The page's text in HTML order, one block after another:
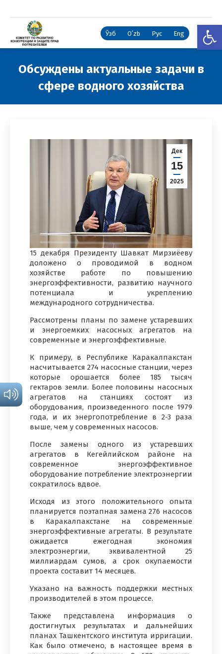
Ўзб Oʻzb Рус Eng
Обсуждены актуальные задачи в
сфере водного хозяйства
Дек
15
2025
15 декабря Президенту Шавкат Мирзиёеву
доложено о проводимой в водном
хозяйстве работе по повышению
энергоэффективности, развитию научного
потенциала и укреплению
международного сотрудничества.
Рассмотрены планы по замене устаревших
и энергоемких насосных агрегатов на
современные и энергоэффективные.
К примеру, в Республике Каракалпакстан
насчитывается 274 насосные станции, через
которые орошается более 185 тысяч
гектаров земли. Более половины насосных
агрегатов на станциях состоят из
оборудования, произведенного после 1979
года, и их энергопотребление в 2-3 раза
выше, чем у современных насосов.
После замены одного из устаревших
агрегатов в Кегейлийском районе на
современное энергоэффективное
оборудование потребление электроэнергии
сократилось вдвое.
Исходя из этого положительного опыта
планируется поэтапная замена 276 насосов
в Каракалпакстане на современные
энергоэффективные агрегаты. В результате
ожидается ежегодная экономия
электроэнергии, эквивалентной 25
миллиардам сумов, а срок окупаемости
проекта составит 14 месяцев.
Указано на важность поддержки местных
производителей в этом процессе.
Также представлена информация о
достигнутых результатах и дальнейших
планах Ташкентского института ирригации.
Как было отмечено, в настоящее время в